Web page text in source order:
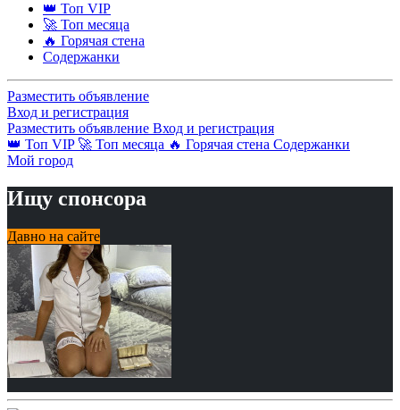
👑 Топ VIP
🚀 Топ месяца
🔥 Горячая стена
Содержанки
Разместить объявление
Вход и регистрация
Разместить объявление Вход и регистрация
👑 Топ VIP 🚀 Топ месяца 🔥 Горячая стена Содержанки
Мой город
Ищу спонсора
Давно на сайте